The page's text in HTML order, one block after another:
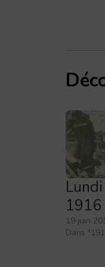
1916
19 juin
Dans